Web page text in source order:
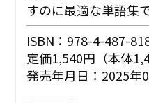
すのに最適な単語集で
ISBN：978-4-487-
定価1,540円（本体
発売年月日：2025年